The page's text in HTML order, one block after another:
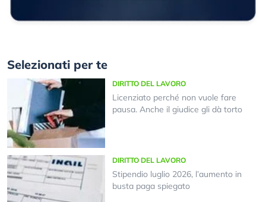
Selezionati per te
DIRITTO DEL LAVORO
Licenziato perché non vuole fare
pausa. Anche il giudice gli dà torto
DIRITTO DEL LAVORO
Stipendio luglio 2026, l’aumento in
busta paga spiegato